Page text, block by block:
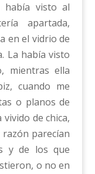
había visto al
apartada,
en el vidrio de
La había visto
mientras ella
cuando me
o planos de
de chica,
parecían
y de los que
o no en